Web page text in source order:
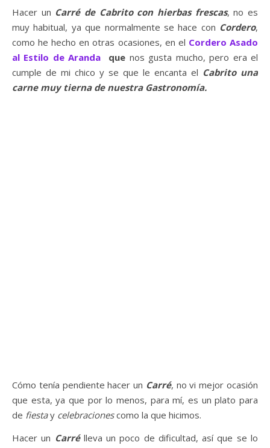
Hacer un Carré de Cabrito con hierbas frescas, no es
muy habitual, ya que normalmente se hace con Cordero,
como he hecho en otras ocasiones, en el Cordero Asado
al Estilo de Aranda que nos gusta mucho, pero era el
cumple de mi chico y se que le encanta el Cabrito una
carne muy tierna de nuestra Gastronomía.
Cómo tenía pendiente hacer un Carré, no vi mejor ocasión
que esta, ya que por lo menos, para mí, es un plato para
de fiestay celebracionescomo la que hicimos.
Hacer un Carrélleva un poco de dificultad, así que se lo